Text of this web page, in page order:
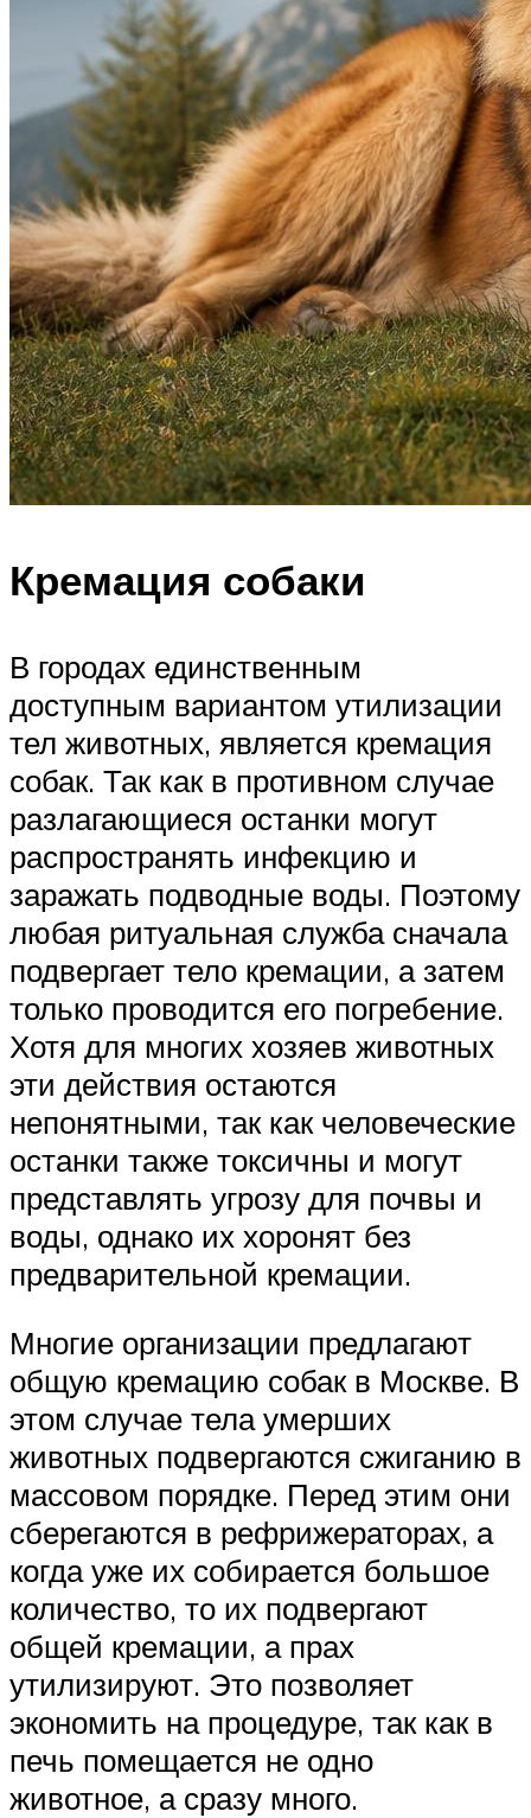
Кремация собаки
В городах единственным
доступным вариантом утилизации
тел животных, является кремация
собак. Так как в противном случае
разлагающиеся останки могут
распространять инфекцию и
заражать подводные воды. Поэтому
любая ритуальная служба сначала
подвергает тело кремации, а затем
только проводится его погребение.
Хотя для многих хозяев животных
эти действия остаются
непонятными, так как человеческие
останки также токсичны и могут
представлять угрозу для почвы и
воды, однако их хоронят без
предварительной кремации.
Многие организации предлагают
общую кремацию собак в Москве. В
этом случае тела умерших
животных подвергаются сжиганию в
массовом порядке. Перед этим они
сберегаются в рефрижераторах, а
когда уже их собирается большое
количество, то их подвергают
общей кремации, а прах
утилизируют. Это позволяет
экономить на процедуре, так как в
печь помещается не одно
животное, а сразу много.